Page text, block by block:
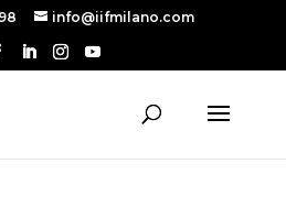
info@iifmilano.com